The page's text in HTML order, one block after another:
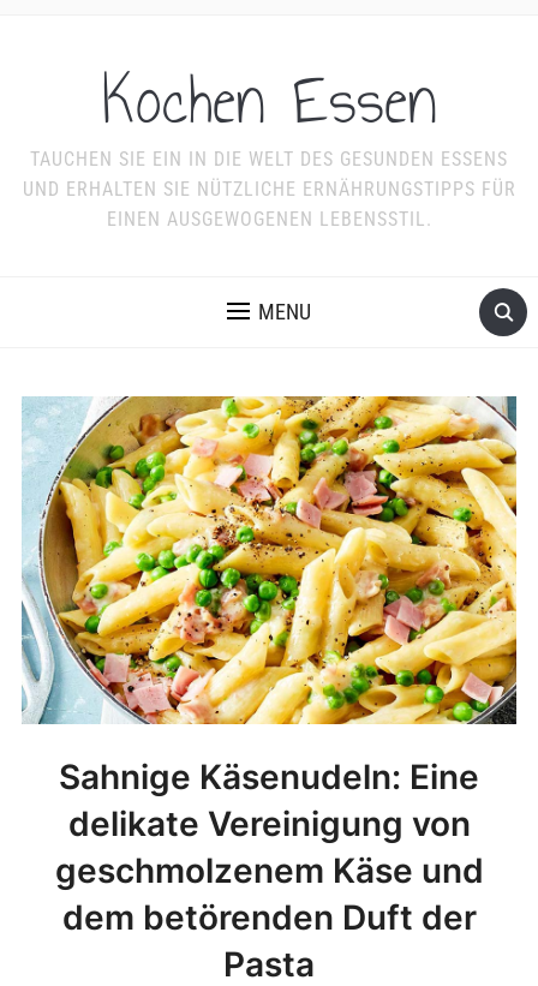
Kochen Essen
TAUCHEN SIE EIN IN DIE WELT DES GESUNDEN ESSENS
UND ERHALTEN SIE NÜTZLICHE ERNÄHRUNGSTIPPS FÜR
EINEN AUSGEWOGENEN LEBENSSTIL.
MENU
Sahnige Käsenudeln: Eine
delikate Vereinigung von
geschmolzenem Käse und
dem betörenden Duft der
Pasta